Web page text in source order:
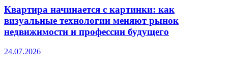
Квартира начинается с картинки: как
визуальные технологии меняют рынок
недвижимости и профессии будущего
24.07.2026